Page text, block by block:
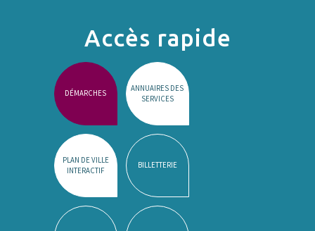
Accès rapide
DÉMARCHES
ANNUAIRES DES
SERVICES
PLAN DE VILLE
INTERACTIF
BILLETTERIE